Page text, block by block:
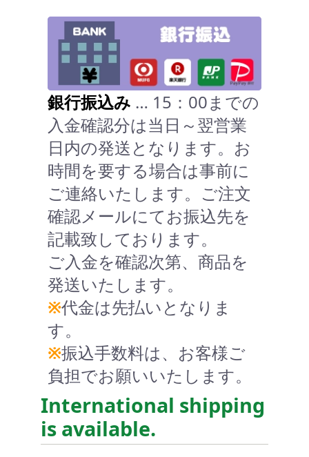
銀行振込み … 15：00までの
入金確認分は当日～翌営業
日内の発送となります。お
時間を要する場合は事前に
ご連絡いたします。ご注文
確認メールにてお振込先を
記載致しております。
ご入金を確認次第、商品を
発送いたします。
※代金は先払いとなりま
す。
※振込手数料は、お客様ご
負担でお願いいたします。
International shipping
is available.